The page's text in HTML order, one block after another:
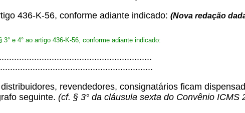
436-K-56, conforme adiante indicado: (Nova redação
3° e 4° ao artigo 436-K-56, conforme adiante indicado:
revendedores, consignatários ficam
seguinte. (cf. § 3° da cláusula sexta do Convênio